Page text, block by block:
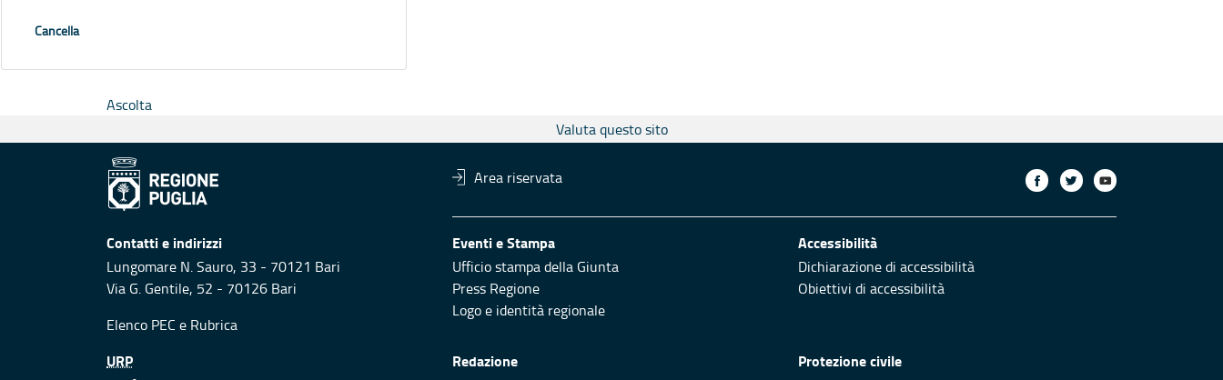
Cancella
Ascolta
Valuta questo sito
Area riservata
Contatti e indirizzi
Lungomare N. Sauro, 33 - 70121 Bari
Via G. Gentile, 52 - 70126 Bari
Elenco PEC e Rubrica
Eventi e Stampa
Ufficio stampa della Giunta
Press Regione
Logo e identità regionale
Accessibilità
Dichiarazione di accessibilità
Obiettivi di accessibilità
URP Redazione Protezione civile